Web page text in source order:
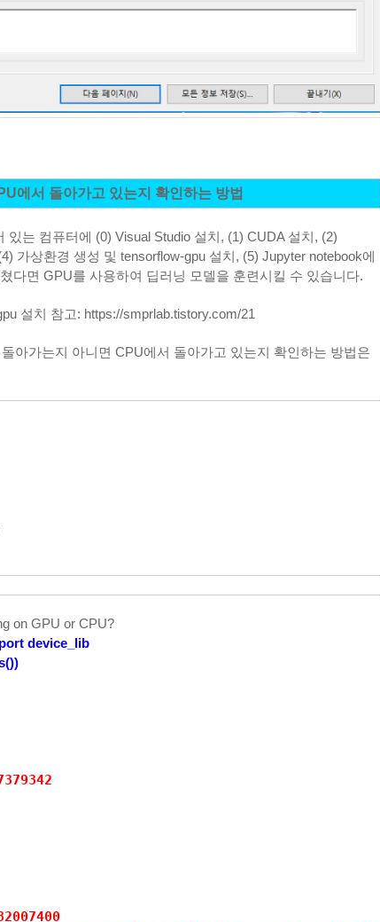
에서 돌아가고 있는지 확인하는 방법
있는 컴퓨터에 (0) Visual Studio 설치, (1) CUDA 설치, (2)
가상환경 생성 및 tensorflow-gpu 설치, (5) Jupyter notebook에
다면 GPU를 사용하여 딥러닝 모델을 훈련시킬 수 있습니다.
설치 참고: https://smprlab.tistory.com/21
아가는지 아니면 CPU에서 돌아가고 있는지 확인하는 방법은
on GPU or CPU?
device_lib